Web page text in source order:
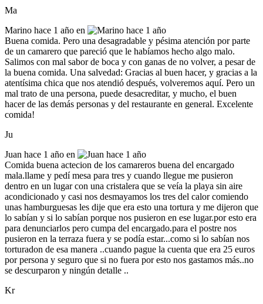
Ma
Marino hace 1 año en
Buena comida. Pero una desagradable y pésima atención por parte
de un camarero que pareció que le habíamos hecho algo malo.
Salimos con mal sabor de boca y con ganas de no volver, a pesar de
la buena comida. Una salvedad: Gracias al buen hacer, y gracias a la
atentísima chica que nos atendió después, volveremos aquí. Pero un
mal trato de una persona, puede desacreditar, y mucho, el buen
hacer de las demás personas y del restaurante en general. Excelente
comida!
Ju
Juan hace 1 año en
Comida buena actecion de los camareros buena del encargado
mala.llame y pedí mesa para tres y cuando llegue me pusieron
dentro en un lugar con una cristalera que se veía la playa sin aire
acondicionado y casi nos desmayamos los tres del calor comiendo
unas hamburguesas les dije que era esto una tortura y me dijeron que
lo sabían y si lo sabían porque nos pusieron en ese lugar.por esto era
para denunciarlos pero cumpa del encargado.para el postre nos
pusieron en la terraza fuera y se podía estar...como si lo sabían nos
torturadon de esa manera ..cuando pague la cuenta que era 25 euros
por persona y seguro que si no fuera por esto nos gastamos más..no
se descurparon y ningún detalle ..
Kr